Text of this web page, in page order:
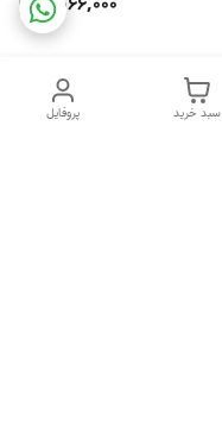
پروفایل سبد خرید